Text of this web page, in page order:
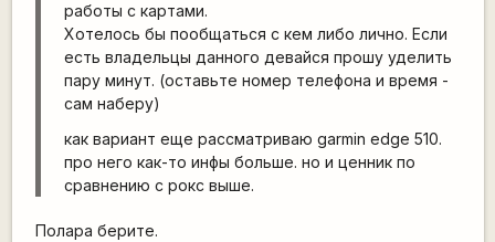
работы с картами.
Хотелось бы пообщаться с кем либо лично. Если
есть владельцы данного девайся прошу уделить
пару минут. (оставьте номер телефона и время -
сам наберу)
как вариант еще рассматриваю garmin edge 510.
про него как-то инфы больше. но и ценник по
сравнению с рокс выше.
Полара берите.